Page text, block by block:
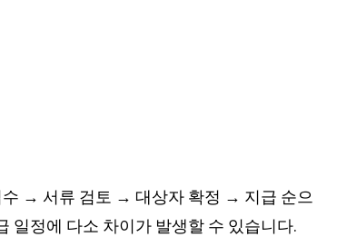
수 → 서류 검토 → 대상자 확정 → 지급 순으
일정에 다소 차이가 발생할 수 있습니다.